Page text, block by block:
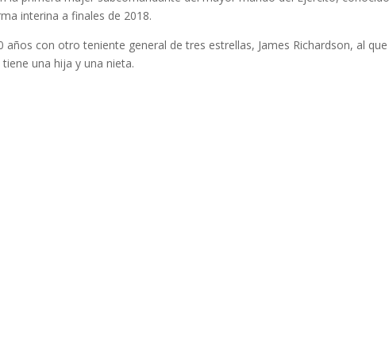
interina a finales de 2018.
años con otro teniente general de tres estrellas, James Richardson, al
una hija y una nieta.